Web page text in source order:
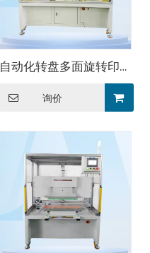
自动化转盘多面旋转印刷
询价